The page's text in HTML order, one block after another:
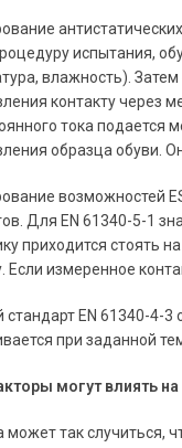
испытания,
влажность).
контакту
тока
образца обуви.
возможностей
Для EN 61340-5-1
приходится стоять
Если измеренное
EN 61340-4-3
при заданной
могут влиять
так случиться,